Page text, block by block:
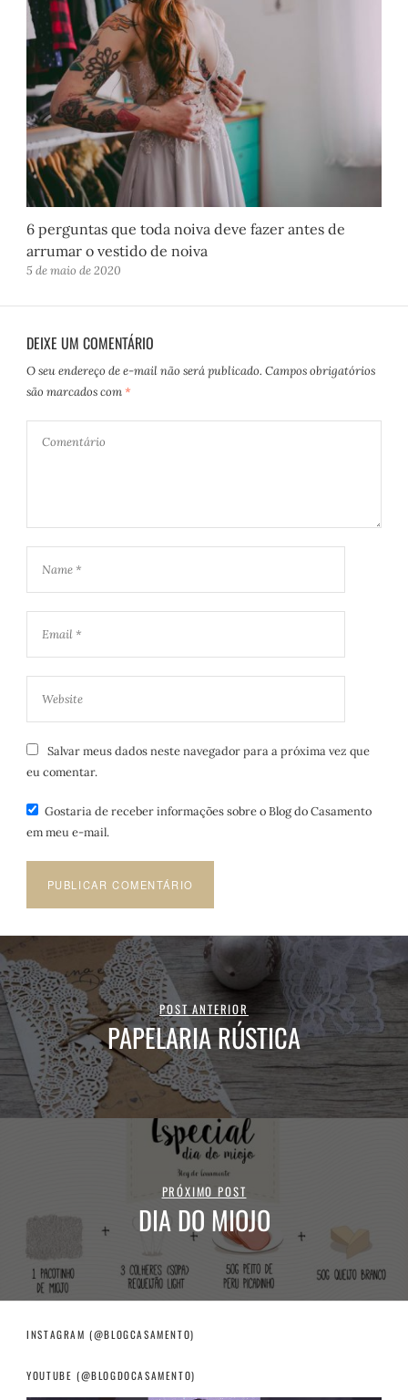
6 perguntas que toda noiva deve fazer antes de
arrumar o vestido de noiva
5 de maio de 2020
DEIXE UM COMENTÁRIO
O seu endereço de e-mail não será publicado. Campos obrigatórios
são marcados com *
Salvar meus dados neste navegador para a próxima vez que
eu comentar.
Gostaria de receber informações sobre o Blog do Casamento
em meu e-mail.
POST ANTERIOR
PAPELARIA RÚSTICA
PRÓXIMO POST
DIA DO MIOJO
INSTAGRAM (@BLOGCASAMENTO)
YOUTUBE (@BLOGDOCASAMENTO)